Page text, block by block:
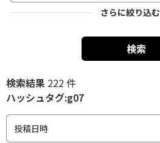
さらに絞り込む
検索
検索結果 222 件
ハッシュタグ:g07
投稿日時